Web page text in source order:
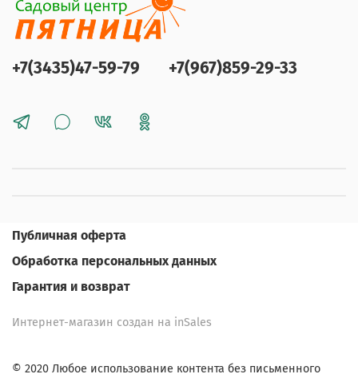
+7(3435)47-59-79 +7(967)859-29-33
Публичная оферта
Обработка персональных данных
Гарантия и возврат
Интернет-магазин создан на inSales
© 2020 Любое использование контента без письменного